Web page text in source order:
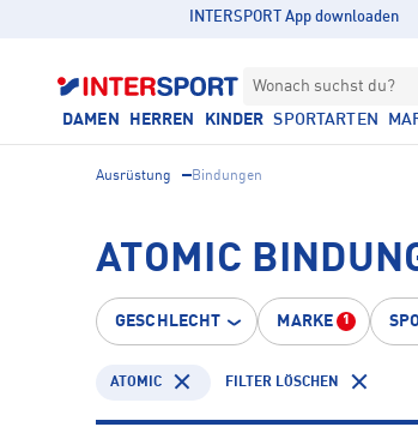
INTERSPORT App downloaden
Wonach suchst du?
DAMEN HERREN KINDER SPORTARTEN
Ausrüstung Bindungen
ATOMIC
GESCHLECHT MARKE 1
ATOMIC FILTER LÖSCHEN